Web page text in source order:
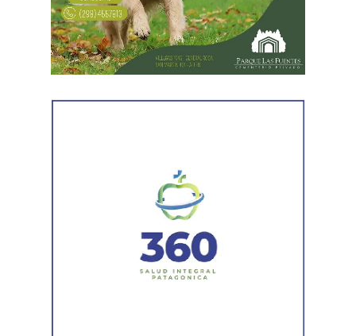
reforzado con dos nuevas cuadrillas de trabajo y dos
camiones bacheadores, lo que permitirá incrementar
el ritmo de ejecución y optimizar las tareas de
mantenimiento en distintos puntos del Alto Valle.
Por otra parte, el organismo avanza con el relevamiento
sectores más deteriorados y mejorar las condiciones de